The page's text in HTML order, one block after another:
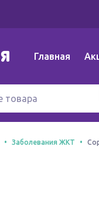
Главная
Заболевания ЖКТ